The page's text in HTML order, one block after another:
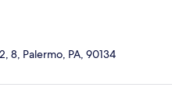
8, Palermo, PA, 90134